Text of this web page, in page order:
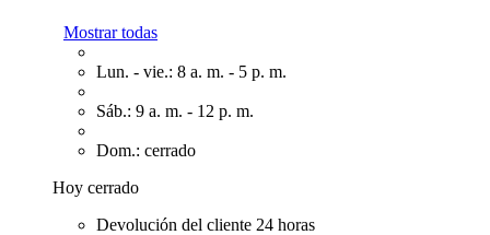
Mostrar todas
Lun. - vie.: 8 a. m. - 5 p. m.
Sáb.: 9 a. m. - 12 p. m.
Dom.: cerrado
Hoy cerrado
Devolución del cliente 24 horas